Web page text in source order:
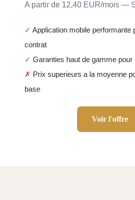
A partir de 12,40 EUR/mois —
✓ Application mobile performante
contrat
✓ Garanties haut de gamme
✗ Prix superieurs a la moyenne
base
Voir l'offre